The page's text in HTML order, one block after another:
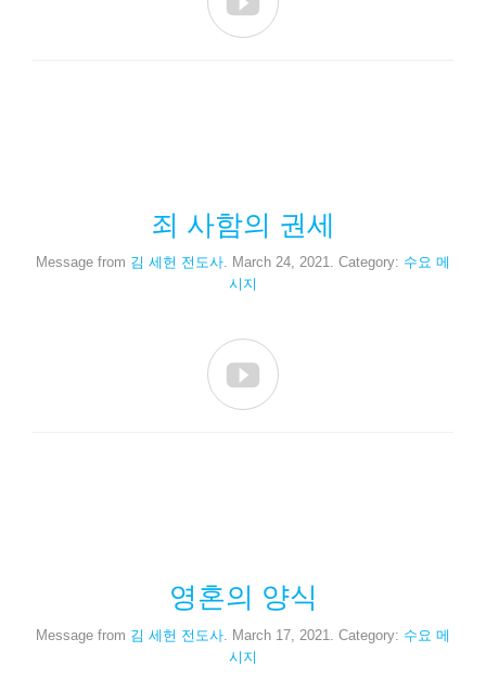
죄 사함의 권세
Message from 김 세헌 전도사. March 24, 2021. Category: 수요 메
시지

영혼의 양식
Message from 김 세헌 전도사 . March 17, 2021. Category: 수요 메
시지